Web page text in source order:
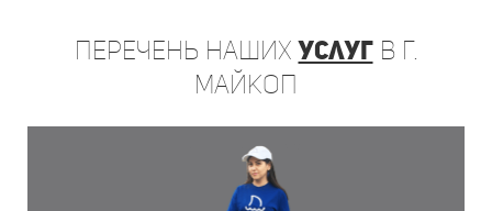
Перечень нашихуслугв г.
Майкоп